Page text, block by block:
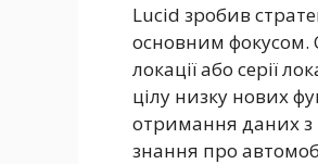
Lucid зробив
основним фокусом.
локації або серії
цілу низку нових
отримання даних з
знання про